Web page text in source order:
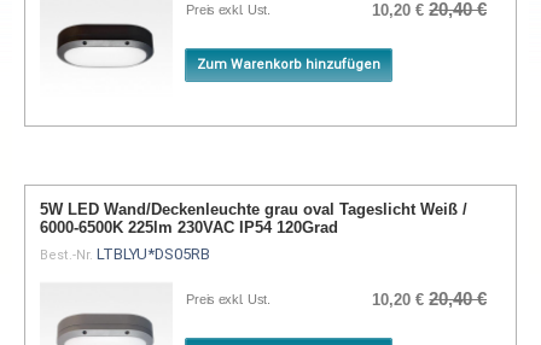
Preis exkl. Ust. 10,20 € 20,40 €
Zum Warenkorb hinzufügen
5W LED Wand/Deckenleuchte grau oval Tageslicht Weiß /
6000-6500K 225lm 230VAC IP54 120Grad
Best.-Nr. LTBLYU*DS05RB
Preis exkl. Ust. 10,20 € 20,40 €